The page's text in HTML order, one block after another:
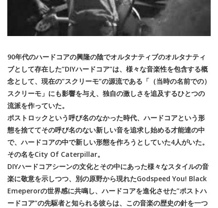
90年代のハードコアの興隆の陰でオルタナティブのオルタナティ
ブとして存在した”DIYハードコア”は、様々な音楽性を包含する概
念として、現在の”スクリーモ”の源流である「（当時の名前での）
スクリーモ」にも影響を与え、独自の激しさを追及するひとつの
流派を作っていた。
ポストロックという呼び名のなかった時代、ハードコアという形
態を捨ててその呼び名のない新しい音を追求し始める才能達の中
で、ハードコアの中で新しい形態を作ろうとしていた4人がいた。
その名をCity Of Caterpillar。
DIYハードコアシーンの文化とその中にあった様々なスタイルの音
楽に敬意を示しつつ、別の原野から現れたGodspeed You! Black
Emeperorの世界感に共鳴し、ハードコアを進化させた”ポストハ
ードコア”の先駆者と知られる彼らは、この音楽の歴史の針を一つ